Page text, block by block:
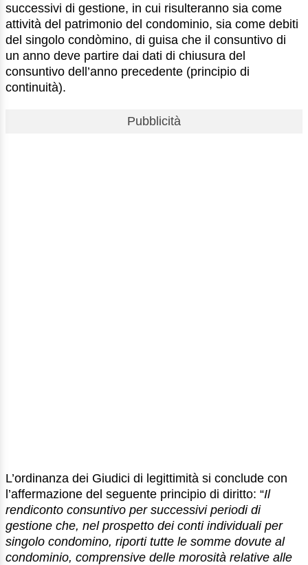
successivi di gestione, in cui risulteranno sia come
attività del patrimonio del condominio, sia come debiti
del singolo condòmino, di guisa che il consuntivo di
un anno deve partire dai dati di chiusura del
consuntivo dell’anno precedente (principio di
continuità).
Pubblicità
L’ordinanza dei Giudici di legittimità si conclude con
l’affermazione del seguente principio di diritto: “Il
rendiconto consuntivo per successivi periodi di
gestione che, nel prospetto dei conti individuali per
singolo condomino, riporti tutte le somme dovute al
condominio, comprensive delle morosità relative alle